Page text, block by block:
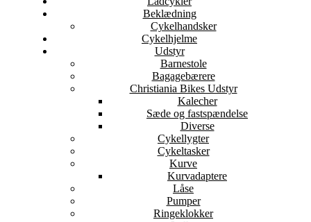
Beklædning
Cykelhandsker
Cykelhjelme
Udstyr
Barnestole
Bagagebærere
Christiania Bikes Udstyr
Kalecher
Sæde og fastspændelse
Diverse
Cykellygter
Cykeltasker
Kurve
Kurvadaptere
Låse
Pumper
Ringeklokker